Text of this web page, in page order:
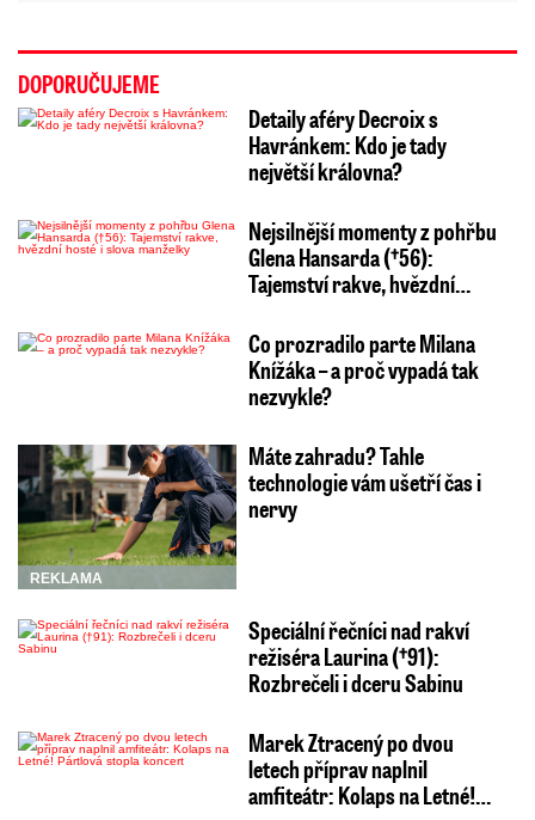
DOPORUČUJEME
Detaily aféry Decroix s
Havránkem: Kdo je tady
největší královna?
Nejsilnější momenty z pohřbu
Glena Hansarda (†56):
Tajemství rakve, hvězdní…
Co prozradilo parte Milana
Knížáka – a proč vypadá tak
nezvykle?
REKLAMA
Máte zahradu? Tahle
technologie vám ušetří čas i
nervy
Speciální řečníci nad rakví
režiséra Laurina (†91):
Rozbrečeli i dceru Sabinu
Marek Ztracený po dvou
letech příprav naplnil
amfiteátr: Kolaps na Letné!…